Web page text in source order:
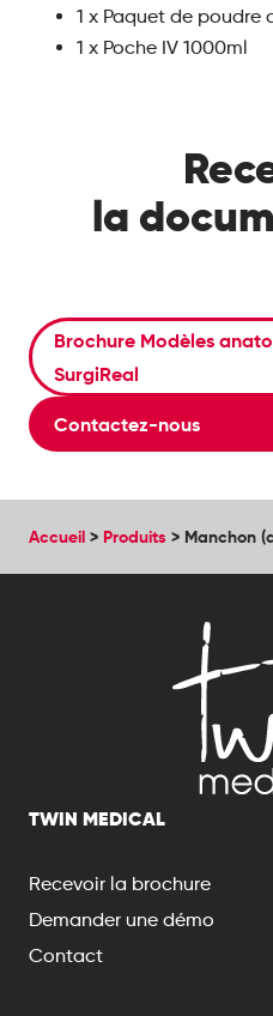
1 x Paquet de poudre
1 x Poche IV 1000ml
la
Brochure Modèles
SurgiReal
Contactez-nous
Accueil > Produits > Manchon
TWIN MEDICAL
Recevoir la brochure
Demander une démo
Contact